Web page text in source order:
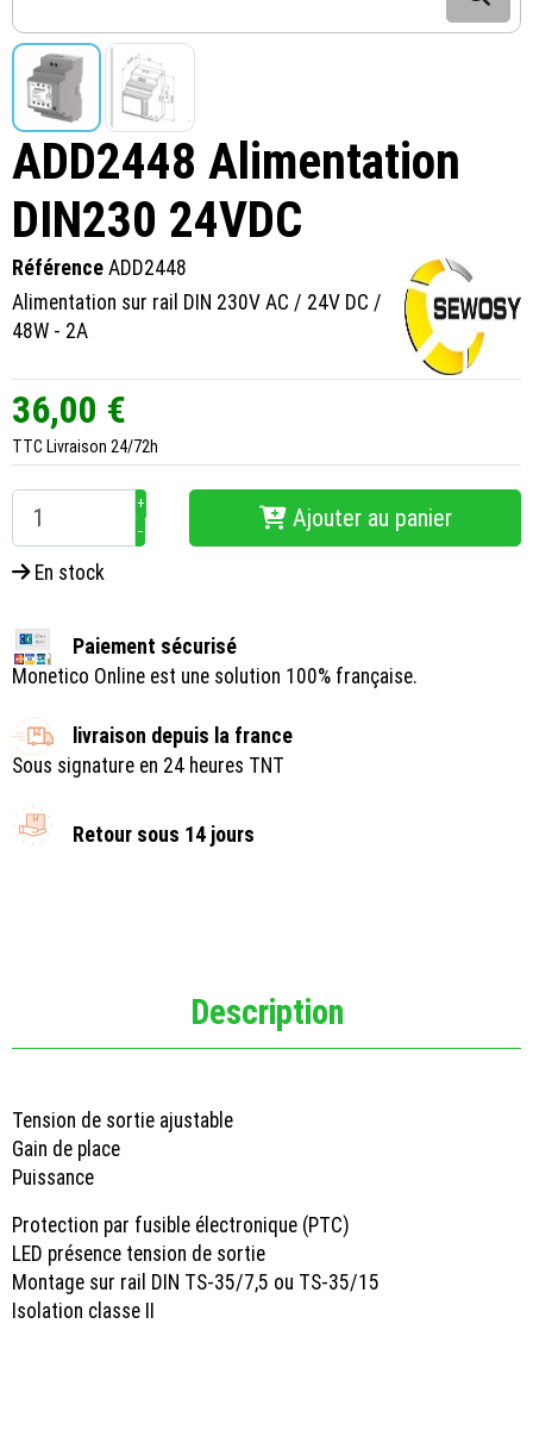
ADD2448 Alimentation
DIN230 24VDC
Référence ADD2448
Alimentation sur rail DIN 230V AC / 24V DC /
48W - 2A
36,00 €
TTC Livraison 24/72h
+
−
Ajouter au panier
En stock
Paiement sécurisé
Monetico Online est une solution 100% française.
livraison depuis la france
Sous signature en 24 heures TNT
Retour sous 14 jours
Description
Tension de sortie ajustable
Gain de place
Puissance
Protection par fusible électronique (PTC)
LED présence tension de sortie
Montage sur rail DIN TS-35/7,5 ou TS-35/15
Isolation classe II